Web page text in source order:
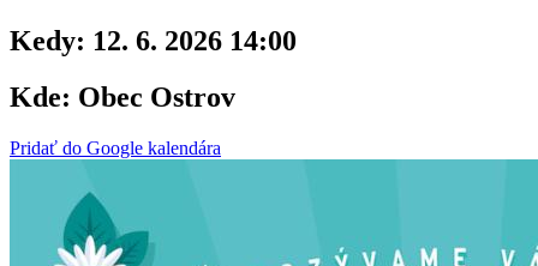
Kedy: 12. 6. 2026 14:00
Kde: Obec Ostrov
Pridať do Google kalendára